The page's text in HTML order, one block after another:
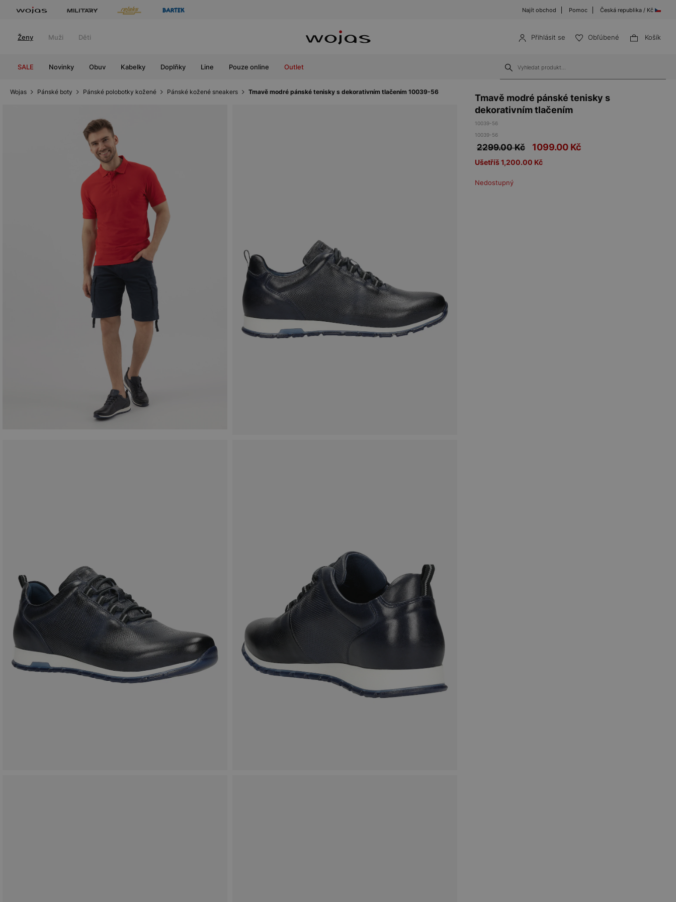
Najít obchod Pomoc Česká republika / Kč
Ženy Muži Děti Přihlásit se Obľúbené Košík
SALE Novinky Obuv Kabelky Doplňky Line Pouze online Outlet
Wojas Pánské boty Pánské polobotky kožené Pánské kožené sneakers Tmavě modré pánské tenisky s dekorativním tlačením 10039-56
Tmavě modré pánské tenisky s
dekorativním tlačením
10039-56
10039-56
2299.00 Kč 1099.00 Kč
Ušetříš 1,200.00 Kč
Nedostupný